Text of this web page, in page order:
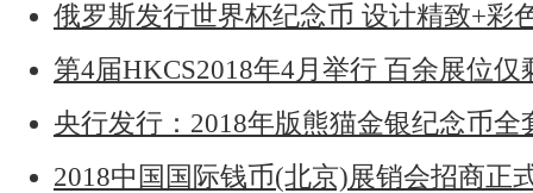
俄罗斯发行世界杯纪念币 设计精致+彩
第4届HKCS2018年4月举行 百余展位
央行发行：2018年版熊猫金银纪念币
2018中国国际钱币(北京)展销会招商正